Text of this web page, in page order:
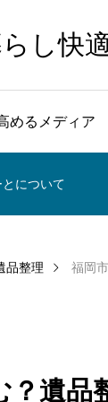
し快
めるメディア
とについて
品整理 福岡市
遺品